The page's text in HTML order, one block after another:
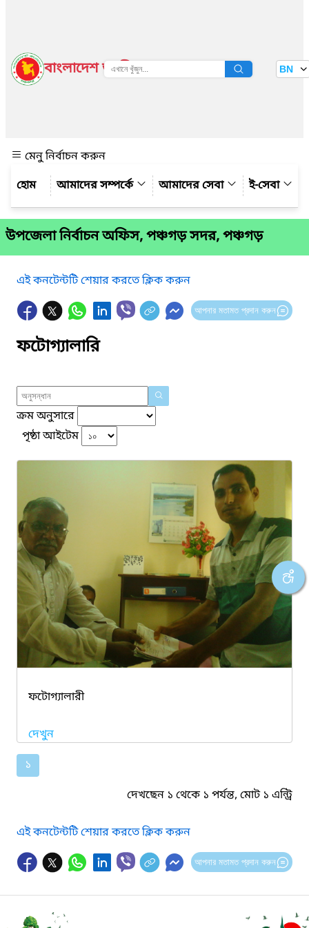
বাংলাদেশ জাতীয় তথ্য বাতায়ন BN
মেনু নির্বাচন করুন
আমাদের সম্পর্কে
আমাদের সেবা ই-সেবা
উপজেলা নির্বাচন অফিস, পঞ্চগড় সদর, পঞ্চগড়
এই কনটেন্টটি শেয়ার করতে ক্লিক করুন
আপনার মতামত প্রদান করুন
ফটোগ্যালারি
ক্রম অনুসারে
পৃষ্ঠা আইটেম
ফটোগ্যালারী
দেখুন
১
দেখছেন ১ থেকে ১ পর্যন্ত, মোট ১ এন্ট্রি
এই কনটেন্টটি শেয়ার করতে ক্লিক করুন
আপনার মতামত প্রদান করুন